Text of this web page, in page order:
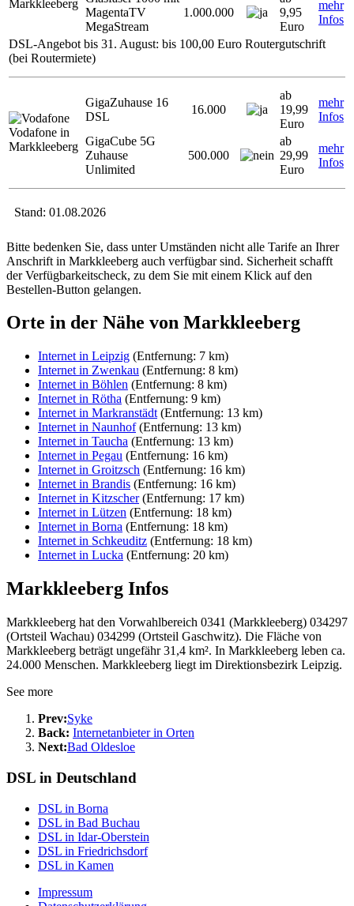
Markkleeberg
MagentaTV
MegaStream
1.000.000
9,95
Euro
mehr
Infos
DSL-Angebot bis 31. August: bis 100,00 Euro Routergutschrift
(bei Routermiete)
Vodafone in
Markkleeberg
GigaZuhause 16
DSL
16.000
ab
19,99
Euro
mehr
Infos
GigaCube 5G
Zuhause
Unlimited
500.000
ab
29,99
Euro
mehr
Infos
Stand: 01.08.2026
Bitte bedenken Sie, dass unter Umständen nicht alle Tarife an Ihrer
Anschrift in Markkleeberg auch verfügbar sind. Sicherheit schafft
der Verfügbarkeitscheck, zu dem Sie mit einem Klick auf den
Bestellen-Button gelangen.
Orte in der Nähe von Markkleeberg
Internet in Leipzig (Entfernung: 7 km)
Internet in Zwenkau (Entfernung: 8 km)
Internet in Böhlen (Entfernung: 8 km)
Internet in Rötha (Entfernung: 9 km)
Internet in Markranstädt (Entfernung: 13 km)
Internet in Naunhof(Entfernung: 13 km)
Internet in Taucha (Entfernung: 13 km)
Internet in Pegau (Entfernung: 16 km)
Internet in Groitzsch (Entfernung: 16 km)
Internet in Brandis (Entfernung: 16 km)
Internet in Kitzscher(Entfernung: 17 km)
Internet in Lützen (Entfernung: 18 km)
Internet in Borna (Entfernung: 18 km)
Internet in Schkeuditz (Entfernung: 18 km)
Internet in Lucka (Entfernung: 20 km)
Markkleeberg Infos
Markkleeberg hat den Vorwahlbereich 0341 (Markkleeberg) 034297
(Ortsteil Wachau) 034299 (Ortsteil Gaschwitz). Die Fläche von
Markkleeberg beträgt ungefähr 31,4 km². In Markkleeberg leben ca.
24.000 Menschen. Markkleeberg liegt im Direktionsbezirk Leipzig.
See more
Prev:Syke
Back: Internetanbieter in Orten
Next:Bad Oldesloe
DSL in Deutschland
DSL in Borna
DSL in Bad Buchau
DSL in Idar-Oberstein
DSL in Friedrichsdorf
DSL in Kamen
Impressum